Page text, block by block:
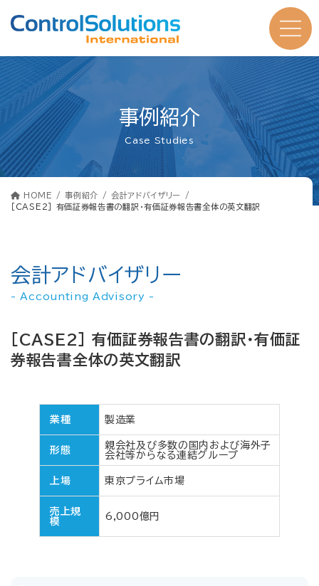
へ
ス
キ
ッ
プ
ョ
ン
に
移
動
事例紹介
Case Studies
HOME 事例紹介
会計アドバイザリー
［CASE2］ 有価証券報告書の翻訳・有価証券報告書全体の英文翻訳
会計アドバイザリー
- Accounting Advisory -
［CASE2］ 有価証券報告書の翻訳・有価証
券報告書全体の英文翻訳
業種 製造業
形態
親会社及び多数の国内および海外子
会社等からなる連結グループ
上場 東京プライム市場
売上規
模
6,000億円